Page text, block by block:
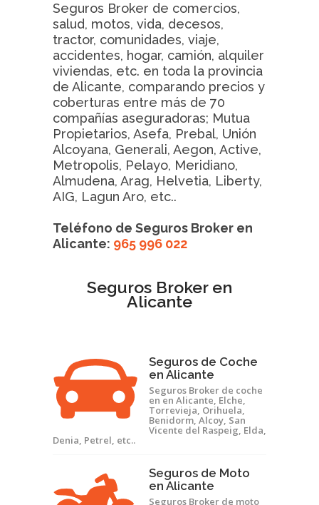
Seguros Broker de comercios,
salud, motos, vida, decesos,
tractor, comunidades, viaje,
accidentes, hogar, camión, alquiler
viviendas, etc. en toda la provincia
de Alicante, comparando precios y
coberturas entre más de 70
compañías aseguradoras; Mutua
Propietarios, Asefa, Prebal, Unión
Alcoyana, Generali, Aegon, Active,
Metropolis, Pelayo, Meridiano,
Almudena, Arag, Helvetia, Liberty,
AIG, Lagun Aro, etc..
Teléfono de Seguros Broker en
Alicante: 965 996 022
Seguros Broker en
Alicante
Seguros de Coche
en Alicante
Seguros Broker de coche
en en Alicante, Elche,
Torrevieja, Orihuela,
Benidorm, Alcoy, San
Vicente del Raspeig, Elda,
Denia, Petrel, etc..
Seguros de Moto
en Alicante
Seguros Broker de moto